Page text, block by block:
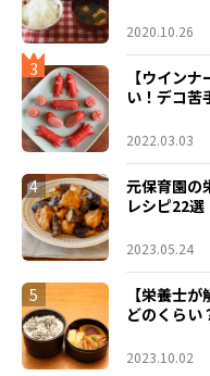
2020.10.26
3
【ウイン
い！デコ苦
2022.03.03
4
元保育園の
レシピ22
2023.05.24
5
【栄養士
どのくらい
2023.10.02